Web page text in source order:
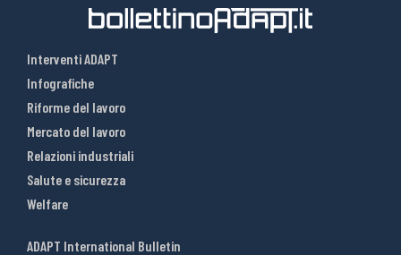
Interventi ADAPT
Infografiche
Riforme del lavoro
Mercato del lavoro
Relazioni industriali
Salute e sicurezza
Welfare
ADAPT International Bulletin